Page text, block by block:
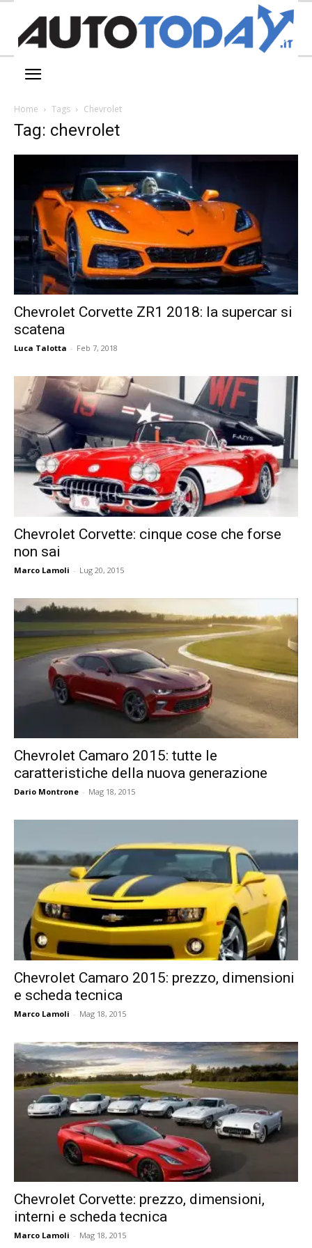
Home Tags Chevrolet
Tag: chevrolet
Chevrolet Corvette ZR1 2018: la supercar si
scatena
Luca Talotta - Feb 7, 2018
Chevrolet Corvette: cinque cose che forse
non sai
Marco Lamoli - Lug 20, 2015
Chevrolet Camaro 2015: tutte le
caratteristiche della nuova generazione
Dario Montrone - Mag 18, 2015
Chevrolet Camaro 2015: prezzo, dimensioni
e scheda tecnica
Marco Lamoli - Mag 18, 2015
Chevrolet Corvette: prezzo, dimensioni,
interni e scheda tecnica
Marco Lamoli - Mag 18, 2015